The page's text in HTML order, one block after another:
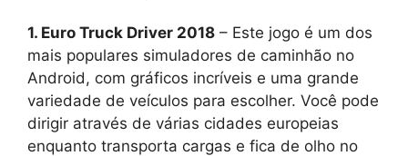
1. Euro Truck Driver 2018 – Este jogo é um dos
mais populares simuladores de caminhão no
Android, com gráficos incríveis e uma grande
variedade de veículos para escolher. Você pode
dirigir através de várias cidades europeias
enquanto transporta cargas e fica de olho no